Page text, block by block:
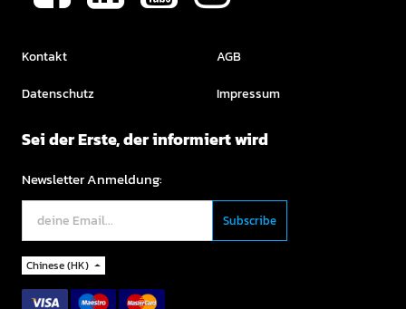
Kontakt
Datenschutz
AGB
Impressum
Sei der Erste, der informiert wird
Newsletter Anmeldung:
Chinese (HK)